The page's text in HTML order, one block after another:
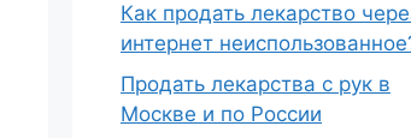
Как продать лекарство
интернет
Продать лекарства с рук в
Москве и по России